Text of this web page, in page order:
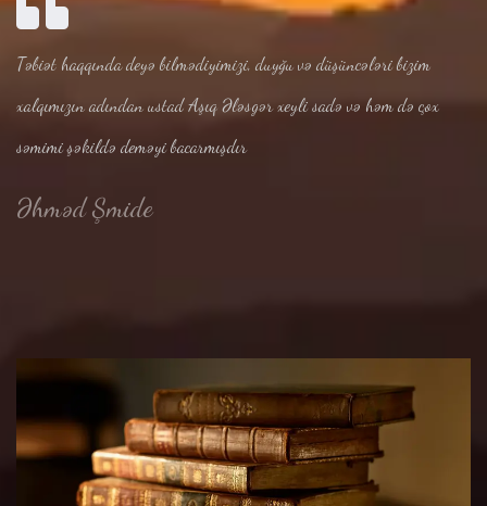
Təbiət haqqında deyə bilmədiyimizi, duyğu və düşüncələri bizim
xalqımızın adından ustad Aşıq Ələsgər xeyli sadə və həm də çox
səmimi şəkildə deməyi bacarmışdır
Əhməd Şmide